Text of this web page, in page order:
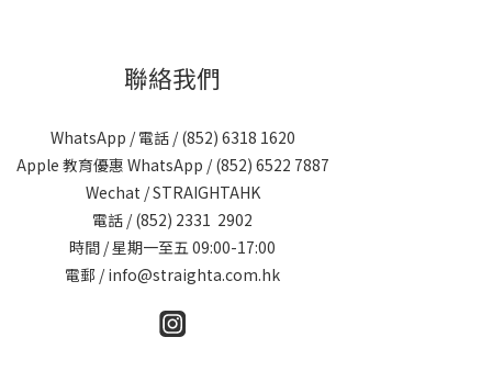
聯絡我們
WhatsApp / 電話 / (852) 6318 1620
Apple 教育優惠 WhatsApp / (852) 6522 7887
Wechat / STRAIGHTAHK
電話 / (852) 2331 2902
時間 / 星期一至五 09:00-17:00
電郵 /info@straighta.com.hk